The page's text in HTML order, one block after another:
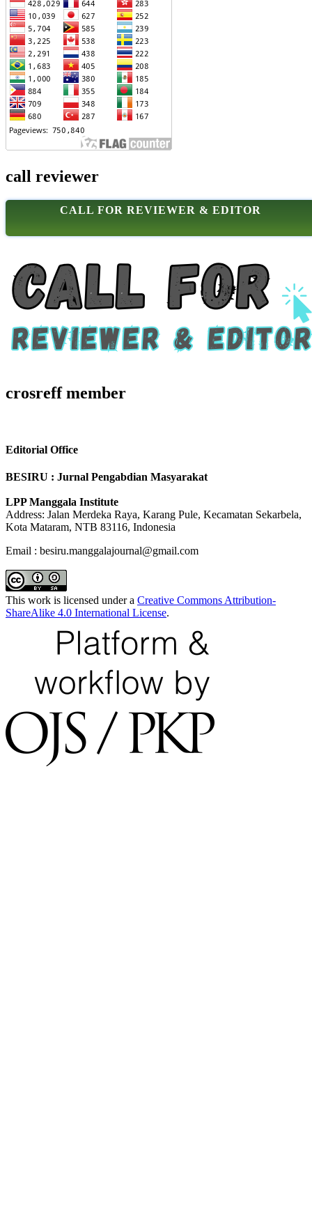
call reviewer
CALL FOR REVIEWER & EDITOR
crosreff member
Editorial Office
BESIRU : Jurnal Pengabdian Masyarakat
LPP Manggala Institute
Address: Jalan Merdeka Raya, Karang Pule, Kecamatan Sekarbela,
Kota Mataram, NTB 83116, Indonesia
Email : besiru.manggalajournal@gmail.com
This work is licensed under a Creative Commons Attribution-
ShareAlike 4.0 International License.